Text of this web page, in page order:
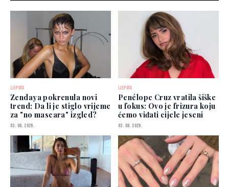
LJEPOTA
Zendaya pokrenula novi
trend: Da li je stiglo vrijeme
za "no mascara" izgled?
03. 08. 2026.
LJEPOTA
Penélope Cruz vratila šiške
u fokus: Ovo je frizura koju
ćemo viđati cijele jeseni
03. 08. 2026.